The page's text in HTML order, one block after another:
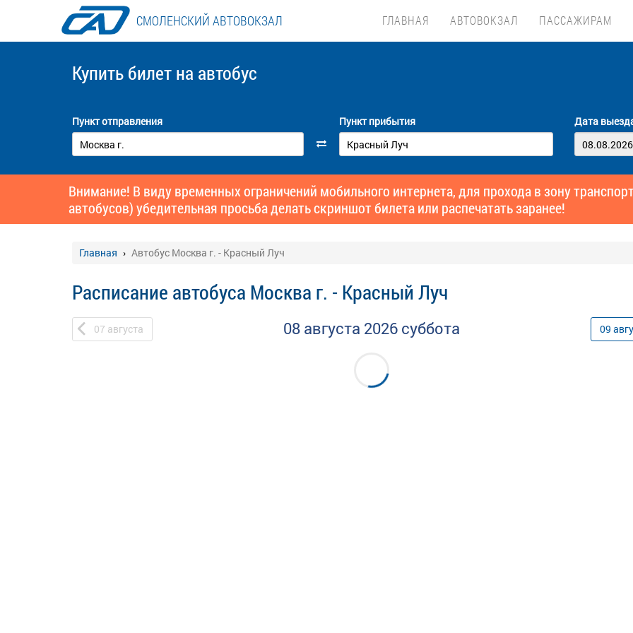
СМОЛЕНСКИЙ АВТОВОКЗАЛ ГЛАВНАЯ АВТОВОКЗАЛ ПАССАЖИРАМ
Купить билет на автобус
Пункт отправления Пункт прибытия Дата
Внимание! В виду временных ограничений мобильного интернета, для прохода в зону
автобусов) убедительная просьба делать скриншот билета или распечатать заранее!
Главная Автобус Москва г. - Красный Луч
Расписание автобуса Москва г. - Красный Луч
07 августа 08 августа 2026 суббота 09